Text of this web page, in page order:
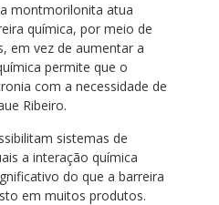
montmorilonita atua
química, por meio de
em vez de aumentar a
permite que o
com a necessidade de
Ribeiro.
sistemas de
a interação química
do que a barreira
em muitos produtos.